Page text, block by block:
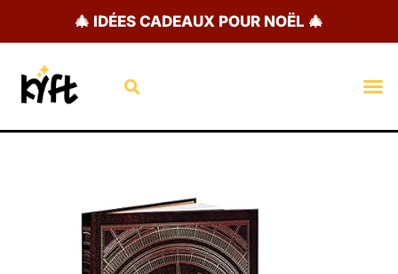
🎄 IDÉES CADEAUX POUR NOËL 🎄
Rechercher